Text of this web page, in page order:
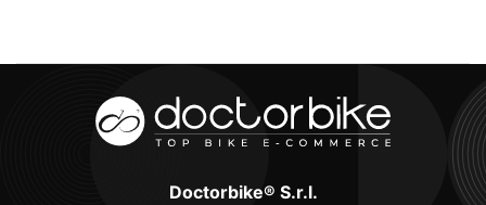
Doctorbike® S.r.l.